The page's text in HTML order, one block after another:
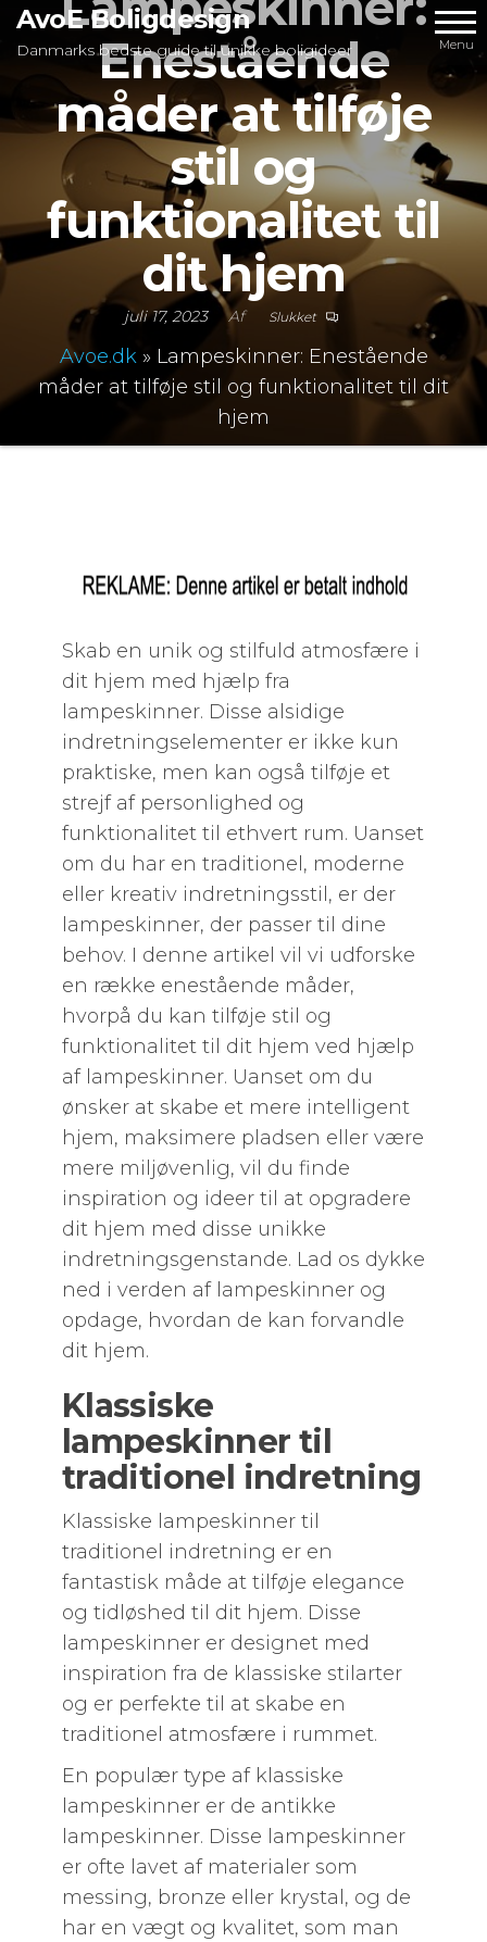
Videre
AvoE Boligdesign
Danmarks bedste guide til unikke boligideer Menu
Enestående
måder at tilføje
stil og
funktionalitet til
dit hjem
juli 17, 2023 Af Slukket
Avoe.dk» Lampeskinner: Enestående
måder at tilføje stil og funktionalitet til dit
hjem
Skab en unik og stilfuld atmosfære i
dit hjem med hjælp fra
lampeskinner. Disse alsidige
indretningselementer er ikke kun
praktiske, men kan også tilføje et
strejf af personlighed og
funktionalitet til ethvert rum. Uanset
om du har en traditionel, moderne
eller kreativ indretningsstil, er der
lampeskinner, der passer til dine
behov. I denne artikel vil vi udforske
en række enestående måder,
hvorpå du kan tilføje stil og
funktionalitet til dit hjem ved hjælp
af lampeskinner. Uanset om du
ønsker at skabe et mere intelligent
hjem, maksimere pladsen eller være
mere miljøvenlig, vil du finde
inspiration og ideer til at opgradere
dit hjem med disse unikke
indretningsgenstande. Lad os dykke
ned i verden af lampeskinner og
opdage, hvordan de kan forvandle
dit hjem.
Klassiske
lampeskinner til
traditionel indretning
Klassiske lampeskinner til
traditionel indretning er en
fantastisk måde at tilføje elegance
og tidløshed til dit hjem. Disse
lampeskinner er designet med
inspiration fra de klassiske stilarter
og er perfekte til at skabe en
traditionel atmosfære i rummet.
En populær type af klassiske
lampeskinner er de antikke
lampeskinner. Disse lampeskinner
er ofte lavet af materialer som
messing, bronze eller krystal, og de
har en vægt og kvalitet, som man